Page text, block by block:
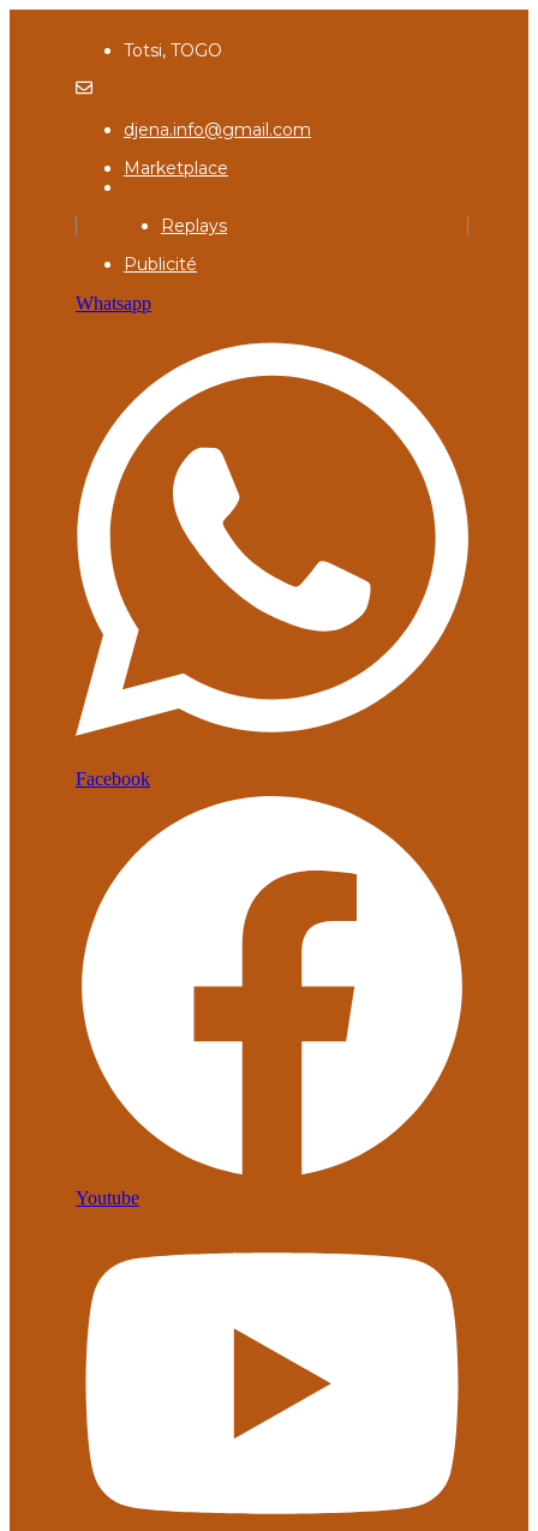
Totsi, TOGO
djena.info@gmail.com
Marketplace
Replays
Publicité
Whatsapp
Facebook
Youtube